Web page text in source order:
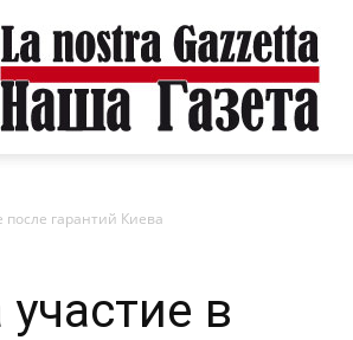
после гарантий Киева
в